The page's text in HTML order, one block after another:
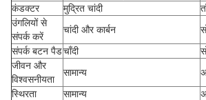
कंडक्टर
मुद्रित चांदी
उंगलियों से
संपर्क करें
चांदी और कार्बन
संपर्क बटन पैडचाँदी
जीवन और
विश्वसनीयता
सामान्य
स्थिरता
सामान्य